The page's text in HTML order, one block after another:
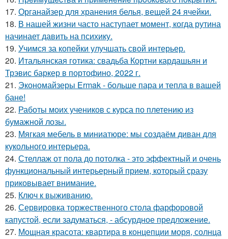
17. Органайзер для хранения белья, вещей 24 ячейки.
18. В нашей жизни часто наступает момент, когда рутина
начинает давить на психику.
19. Учимся за копейки улучшать свой интерьер.
20. Итальянская готика: свадьба Кортни кардашьян и
Трэвис баркер в портофино, 2022 г.
21. Экономайзеры Ermak - больше пара и тепла в вашей
бане!
22. Работы моих учеников с курса по плетению из
бумажной лозы.
23. Мягкая мебель в миниатюре: мы создаём диван для
кукольного интерьера.
24. Стеллаж от пола до потолка - это эффектный и очень
функциональный интерьерный прием, который сразу
приковывает внимание.
25. Ключ к выживанию.
26. Сервировка торжественного стола фарфоровой
капустой, если задуматься, - абсурдное предложение.
27. Мощная красота: квартира в концепции моря, солнца